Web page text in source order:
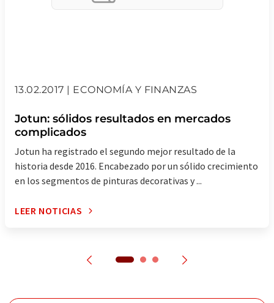
13.02.2017 | ECONOMÍA Y FINANZAS
Jotun: sólidos resultados en mercados
complicados
Jotun ha registrado el segundo mejor resultado de la
historia desde 2016. Encabezado por un sólido crecimiento
en los segmentos de pinturas decorativas y ...
LEER NOTICIAS